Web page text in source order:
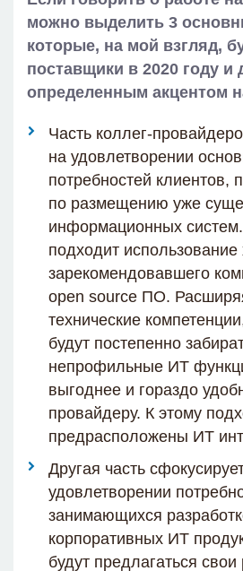
можно выделить 3
которые, на мой взгляд,
поставщики в 2020 году и
определенным акцентом
Часть коллег-
на удовлетворении
потребностей клиентов,
по размещению уже
информационных
подходит
зарекомендовавшего
open source ПО.
технические
будут постепенно
непрофильные ИТ
выгоднее и гораздо
провайдеру. К этому
предрасположены ИТ
Другая часть
удовлетворении
занимающихся
корпоративных ИТ
будут предлагаться